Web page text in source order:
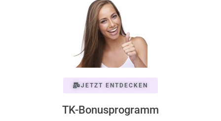
JETZT ENTDECKEN
TK-Bonusprogramm